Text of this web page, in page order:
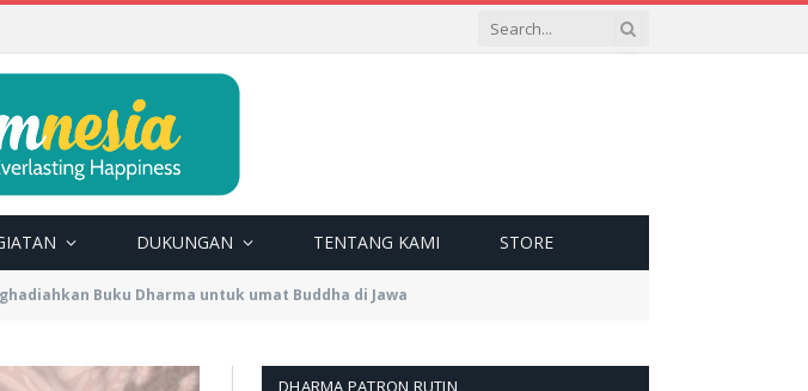
DUKUNGAN TENTANG KAMI STORE
Buku Dharma untuk umat Buddha di Jawa
DHARMA PATRON RUTIN